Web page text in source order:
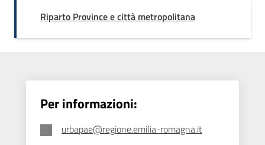
Riparto Province e città metropolitana
Per informazioni:
urbapae@regione.emilia-romagna.it